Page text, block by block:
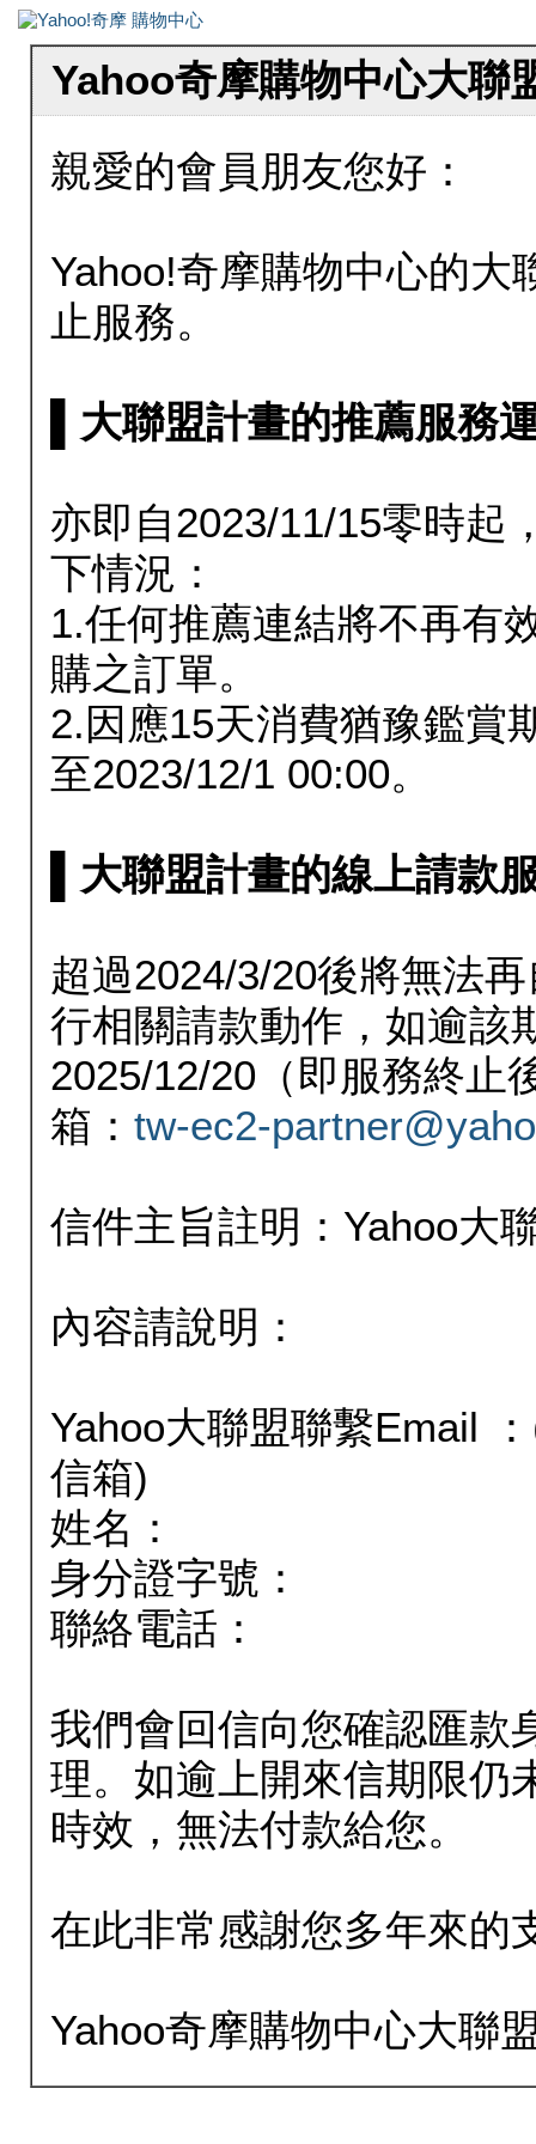
Yahoo奇摩購物中心大聯
親愛的會員朋友您好：
Yahoo!奇摩購物中心的大
止服務。
▌大聯盟計畫的推薦服務
亦即自2023/11/15零時起
下情況：
1.任何推薦連結將不再有
購之訂單。
2.因應15天消費猶豫鑑賞
至2023/12/1 00:00。
▌大聯盟計畫的線上請款
超過2024/3/20後將無法
行相關請款動作，如逾該
2025/12/20（即服務終止
箱： tw-ec2-
信件主旨註明：Yahoo大
內容請說明：
Yahoo大聯盟聯繫Email
信箱)
姓名：
身分證字號：
聯絡電話：
我們會回信向您確認匯款
理。如逾上開來信期限仍
時效，無法付款給您。
在此非常感謝您多年來的
Yahoo奇摩購物中心大